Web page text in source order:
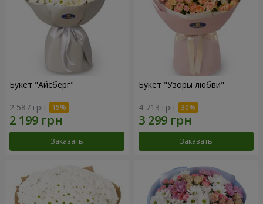
Букет "Айсберг"
2 587 грн
Заказать
Букет "Узоры любви"
4 713 грн
Заказать